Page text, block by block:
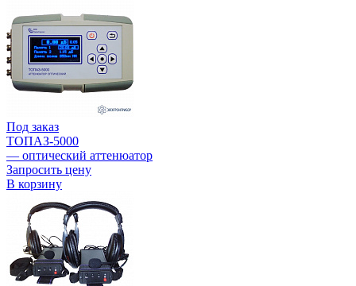
Под заказ
ТОПАЗ-5000
— оптический аттенюатор
Запросить цену
В корзину